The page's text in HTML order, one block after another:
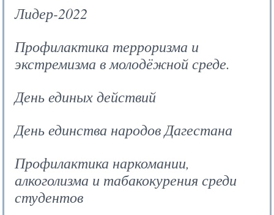
Лидер-2022
Профилактика терроризма и
экстремизма в молодёжной среде.
День единых действий
День единства народов Дагестана
Профилактика наркомании,
алкоголизма и табакокурения среди
студентов